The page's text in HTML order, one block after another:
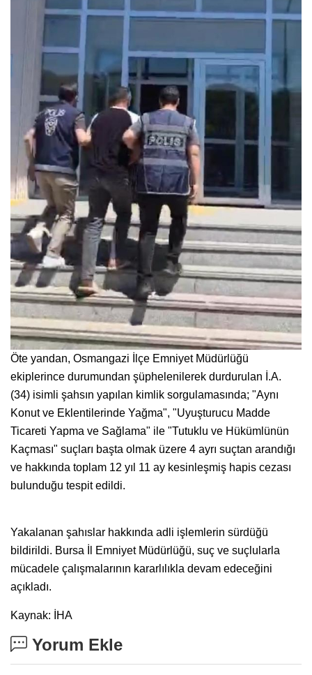
Öte yandan, Osmangazi İlçe Emniyet Müdürlüğü
ekiplerince durumundan şüphelenilerek durdurulan İ.A.
(34) isimli şahsın yapılan kimlik sorgulamasında; "Aynı
Konut ve Eklentilerinde Yağma", "Uyuşturucu Madde
Ticareti Yapma ve Sağlama" ile "Tutuklu ve Hükümlünün
Kaçması" suçları başta olmak üzere 4 ayrı suçtan arandığı
ve hakkında toplam 12 yıl 11 ay kesinleşmiş hapis cezası
bulunduğu tespit edildi.
Yakalanan şahıslar hakkında adli işlemlerin sürdüğü
bildirildi. Bursa İl Emniyet Müdürlüğü, suç ve suçlularla
mücadele çalışmalarının kararlılıkla devam edeceğini
açıkladı.
Kaynak: İHA
Yorum Ekle